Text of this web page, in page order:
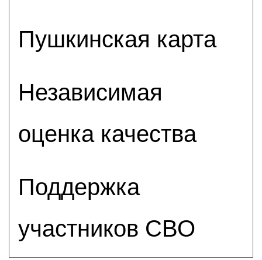
Пушкинская карта
Независимая
оценка качества
Поддержка
участников СВО